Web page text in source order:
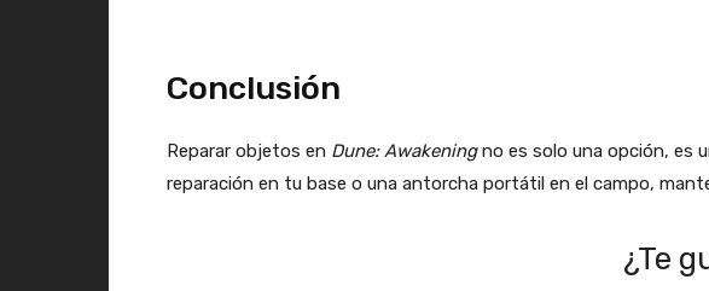
Conclusión
Reparar objetos en Dune: Awakeningno es solo una opción, es
reparación en tu base o una antorcha portátil en el campo,
¿Te